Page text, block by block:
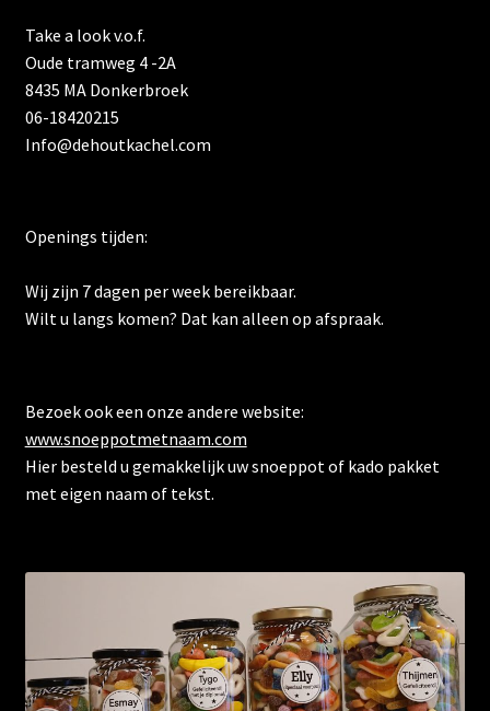
Take a look v.o.f.
Oude tramweg 4 -2A
8435 MA Donkerbroek
06-18420215
Info@dehoutkachel.com
Openings tijden:
Wij zijn 7 dagen per week bereikbaar.
Wilt u langs komen? Dat kan alleen op afspraak.
Bezoek ook een onze andere website:
www.snoeppotmetnaam.com
Hier besteld u gemakkelijk uw snoeppot of kado pakket
met eigen naam of tekst.